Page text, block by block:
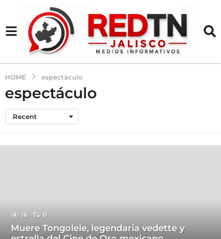
HOME espectáculo
espectáculo
Recent
16 0
Muere Tongolele, legendaria vedette y